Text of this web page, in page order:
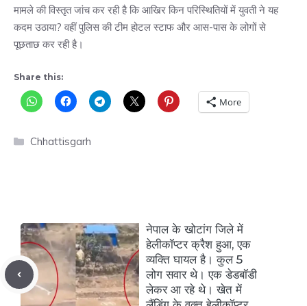
मामले की विस्तृत जांच कर रही है कि आखिर किन परिस्थितियों में युवती ने यह
कदम उठाया? वहीं पुलिस की टीम होटल स्टाफ और आस-पास के लोगों से
पूछताछ कर रही है।
Share this:
More
Categories
Chhattisgarh
नेपाल के खोटांग जिले में
हेलीकॉप्टर क्रैश हुआ, एक
व्यक्ति घायल है। कुल 5
लोग सवार थे। एक डेडबॉडी
लेकर आ रहे थे। खेत में